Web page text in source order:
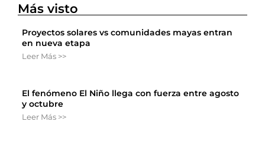
Más visto
Proyectos solares vs comunidades mayas entran
en nueva etapa
Leer Más >>
El fenómeno El Niño llega con fuerza entre agosto
y octubre
Leer Más >>